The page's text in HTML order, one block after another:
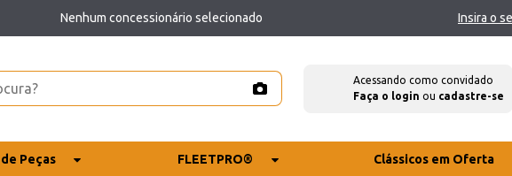
Nenhum concessionário selecionado Insira o
Acessando como convidado
Faça o login ou cadastre-se
Peças FLEETPRO® Clássicos em Oferta